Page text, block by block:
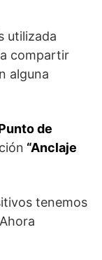
utilizada
compartir
alguna
de
“Anclaje
tenemos